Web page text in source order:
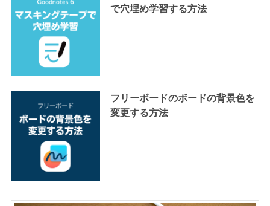
で穴埋め学習する方法
フリーボードのボードの背景色を
変更する方法